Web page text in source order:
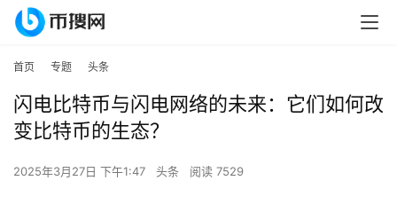
首页 专题 头条
闪电比特币与闪电网络的未来：它们如何改
变比特币的生态？
2025年3月27日 下午1:47 头条 阅读 7529